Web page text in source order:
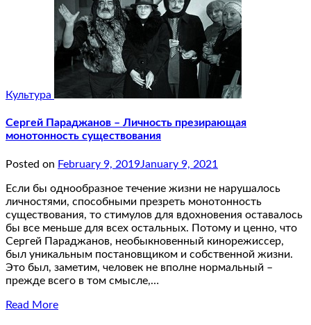
Культура
Сергей Параджанов – Личность презирающая
монотонность существования
Posted on February 9, 2019January 9, 2021
Если бы однообразное течение жизни не нарушалось
личностями, способными презреть монотонность
существования, то стимулов для вдохновения оставалось
бы все меньше для всех остальных. Потому и ценно, что
Сергей Параджанов, необыкновенный кинорежиссер,
был уникальным постановщиком и собственной жизни.
Это был, заметим, человек не вполне нормальный –
прежде всего в том смысле,…
Read More